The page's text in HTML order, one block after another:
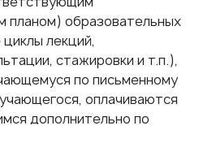
образовательных
лекций,
стажировки и т.п.),
по письменному
оплачиваются
дополнительно по